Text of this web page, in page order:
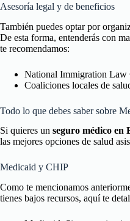
Asesoría legal y de beneficios
También puedes optar por
De esta forma, entenderás con
te recomendamos:
National Immigration Law
Coaliciones locales de
Todo lo que debes saber sobre
Si quieres un seguro médico en
las mejores opciones de salud
Medicaid y CHIP
Como te mencionamos
tienes bajos recursos, aquí te